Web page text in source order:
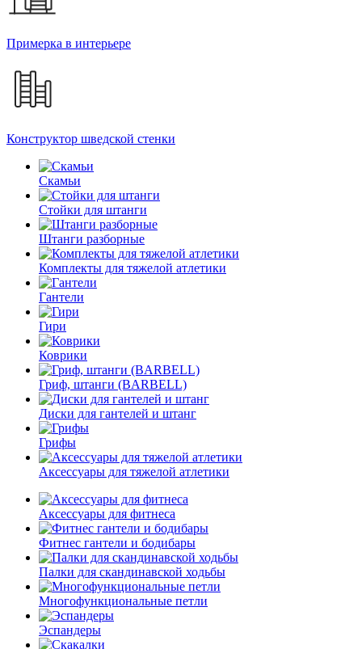
Примерка в интерьере
Конструктор шведской стенки
Скамьи
Стойки для штанги
Штанги разборные
Комплекты для тяжелой атлетики
Гантели
Гири
Коврики
Гриф, штанги (BARBELL)
Диски для гантелей и штанг
Грифы
Аксессуары для тяжелой атлетики
Аксессуары для фитнеса
Фитнес гантели и бодибары
Палки для скандинавской ходьбы
Многофункциональные петли
Эспандеры